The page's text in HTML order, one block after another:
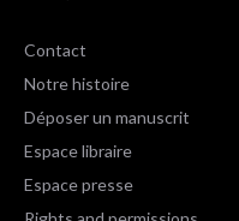
Contact
Notre histoire
Déposer un manuscrit
Espace libraire
Espace presse